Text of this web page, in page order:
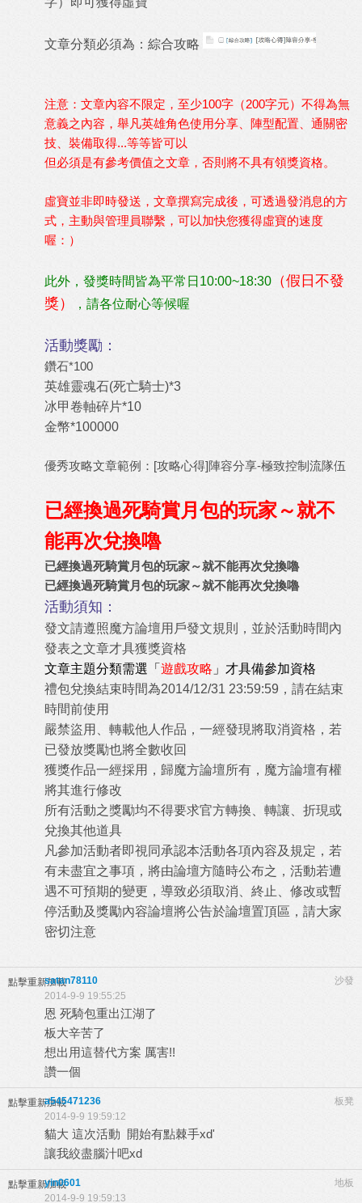
文章分類必須為：綜合攻略
注意：文章內容不限定，至少100字（200字元）不得為無
意義之內容，舉凡英雄角色使用分享、陣型配置、通關密
技、裝備取得...等等皆可以
但必須是有參考價值之文章， 否則將不具有領獎資格。
虛寶並非即時發送，文章撰寫完成後，可透過發消息的方
式，主動與管理員聯繫，可以加快您獲得虛寶的速度
喔：）
此外，發獎時間皆為平常日10:00~18:30 （假日不發
獎）
，請各位耐心等候喔
活動獎勵：
鑽石*100
英雄靈魂石(死亡騎士)*3
冰甲卷軸碎片*10
金幣*100000
優秀攻略文章範例： [攻略心得]陣容分享-極致控制流隊伍
已經換過死騎賞月包的玩家～就不
能再次兌換嚕
已經換過死騎賞月包的玩家～就不能再次兌換嚕
已經換過死騎賞月包的玩家～就不能再次兌換嚕
活動須知：
發文請遵照魔方論壇用戶發文規則，並於活動時間內
發表之文章才具獲獎資格
文章主題分類需選「 遊戲攻略 」才具備參加資格
禮包兌換結束時間為2014/12/31 23:59:59，請在結束
時間前使用
嚴禁盜用、轉載他人作品，一經發現將取消資格，若
已發放獎勵也將全數收回
獲獎作品一經採用，歸魔方論壇所有，魔方論壇有權
將其進行修改
所有活動之獎勵均不得要求官方轉換、轉讓、折現或
兌換其他道具
凡參加活動者即視同承認本活動各項內容及規定，若
有未盡宜之事項，將由論壇方隨時公布之，活動若遭
遇不可預期的變更，導致必須取消、終止、修改或暫
停活動及獎勵內容論壇將公告於論壇置頂區，請大家
密切注意
點擊重新加載 沙發
satan78110
2014-9-9 19:55:25
恩 死騎包重出江湖了
板大辛苦了
想出用這替代方案 厲害!!
讚一個
點擊重新加載 板凳
a545471236
2014-9-9 19:59:12
貓大 這次活動 開始有點棘手xd'
讓我絞盡腦汁吧xd
點擊重新加載 地板
yin0601
2014-9-9 19:59:13